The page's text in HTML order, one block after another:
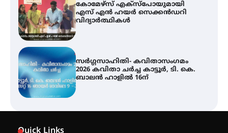
കോമേഴ്സ് എക്സ്പോയുമായി
എസ് എൻ ഹയർ സെക്കൻഡറി
വിദ്യാർത്ഥികൾ
സർഗ്ഗസാഹിതി- കവിതാസംഗമം
2026 കവിതാ ചർച്ച കാട്ടൂർ, ടി. കെ.
ബാലൻ ഹാളിൽ 16ന്